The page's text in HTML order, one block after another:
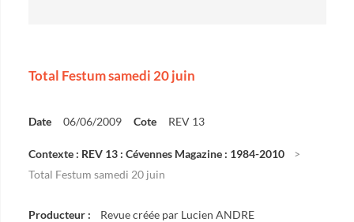
Total Festum samedi 20 juin
Date 06/06/2009 Cote REV 13
Contexte : REV 13 : Cévennes Magazine : 1984-2010
Total Festum samedi 20 juin
Producteur : Revue créée par Lucien ANDRE